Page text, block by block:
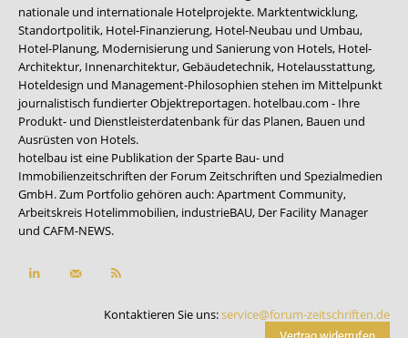
nationale und internationale Hotelprojekte. Marktentwicklung,
Standortpolitik, Hotel-Finanzierung, Hotel-Neubau und Umbau,
Hotel-Planung, Modernisierung und Sanierung von Hotels, Hotel-
Architektur, Innenarchitektur, Gebäudetechnik, Hotelausstattung,
Hoteldesign und Management-Philosophien stehen im Mittelpunkt
journalistisch fundierter Objektreportagen. hotelbau.com - Ihre
Produkt- und Dienstleisterdatenbank für das Planen, Bauen und
Ausrüsten von Hotels.
hotelbau ist eine Publikation der Sparte Bau- und
Immobilienzeitschriften der Forum Zeitschriften und Spezialmedien
GmbH. Zum Portfolio gehören auch:Apartment Community,
Arbeitskreis Hotelimmobilien, industrieBAU, Der Facility Manager
und CAFM-NEWS.
Kontaktieren Sie uns:service@forum-zeitschriften.de